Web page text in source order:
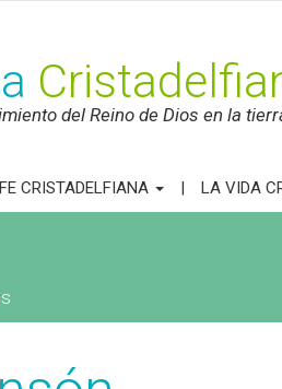
del Reino de Dios en la
CRISTADELFIANA LA VIDA